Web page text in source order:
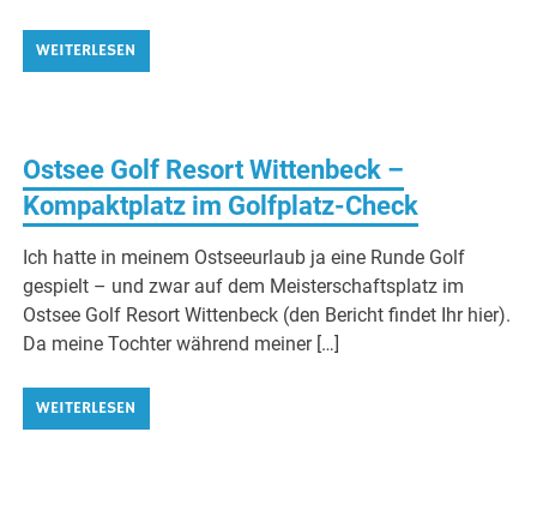
WEITERLESEN
Ostsee Golf Resort Wittenbeck –
Kompaktplatz im Golfplatz-Check
Ich hatte in meinem Ostseeurlaub ja eine Runde Golf
gespielt – und zwar auf dem Meisterschaftsplatz im
Ostsee Golf Resort Wittenbeck (den Bericht findet Ihr hier).
Da meine Tochter während meiner […]
WEITERLESEN